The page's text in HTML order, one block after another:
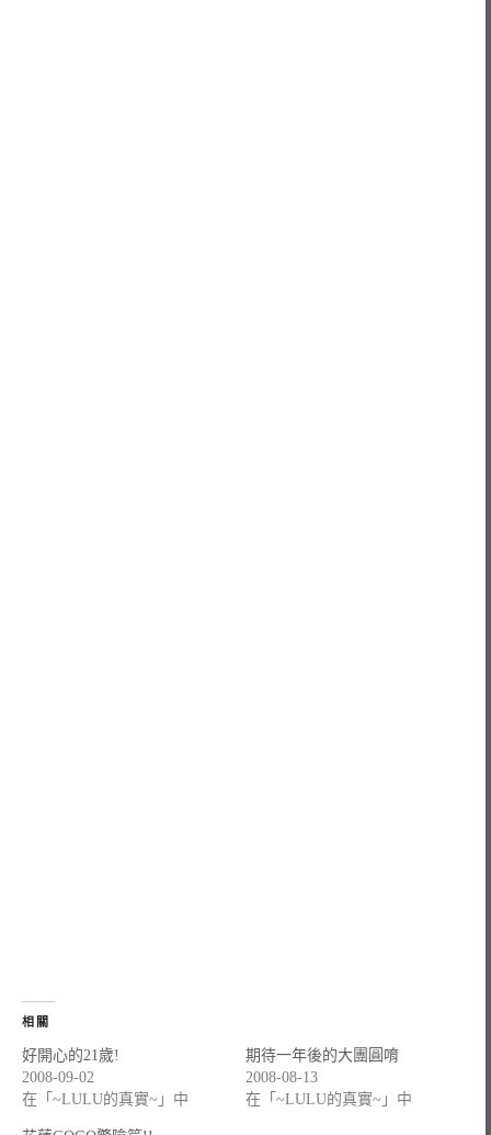
相關
好開心的21歲!
2008-09-02
在「~LULU的真實~」中
期待一年後的大團圓唷
2008-08-13
在「~LULU的真實~」中